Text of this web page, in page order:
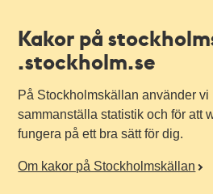
Kakor på
.stockholm.se
På Stockholmskällan använder vi
sammanställa statistik och för att
fungera på ett bra sätt för dig.
Om kakor på Stockholmskällan